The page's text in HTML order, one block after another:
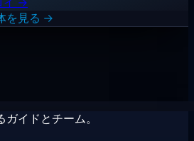
を見る →
イドとチーム。